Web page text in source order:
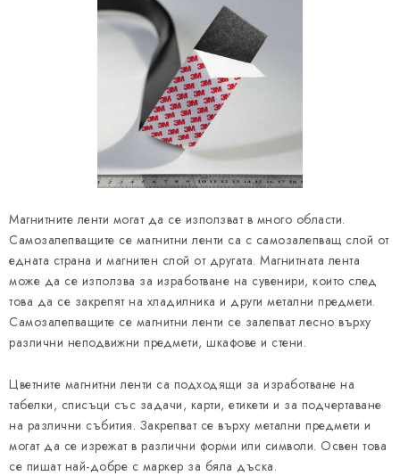
в
а
н
е
Магнитните ленти могат да се използват в много области.
Самозалепващите се магнитни ленти са с самозалепващ слой от
едната страна и магнитен слой от другата. Магнитната лента
може да се използва за изработване на сувенири, които след
това да се закрепят на хладилника и други метални предмети.
Самозалепващите се магнитни ленти се залепват лесно върху
различни неподвижни предмети, шкафове и стени.
Цветните магнитни ленти са подходящи за изработване на
табелки, списъци със задачи, карти, етикети и за подчертаване
на различни събития. Закрепват се върху метални предмети и
могат да се изрежат в различни форми или символи. Освен това
се пишат най-добре с маркер за бяла дъска.